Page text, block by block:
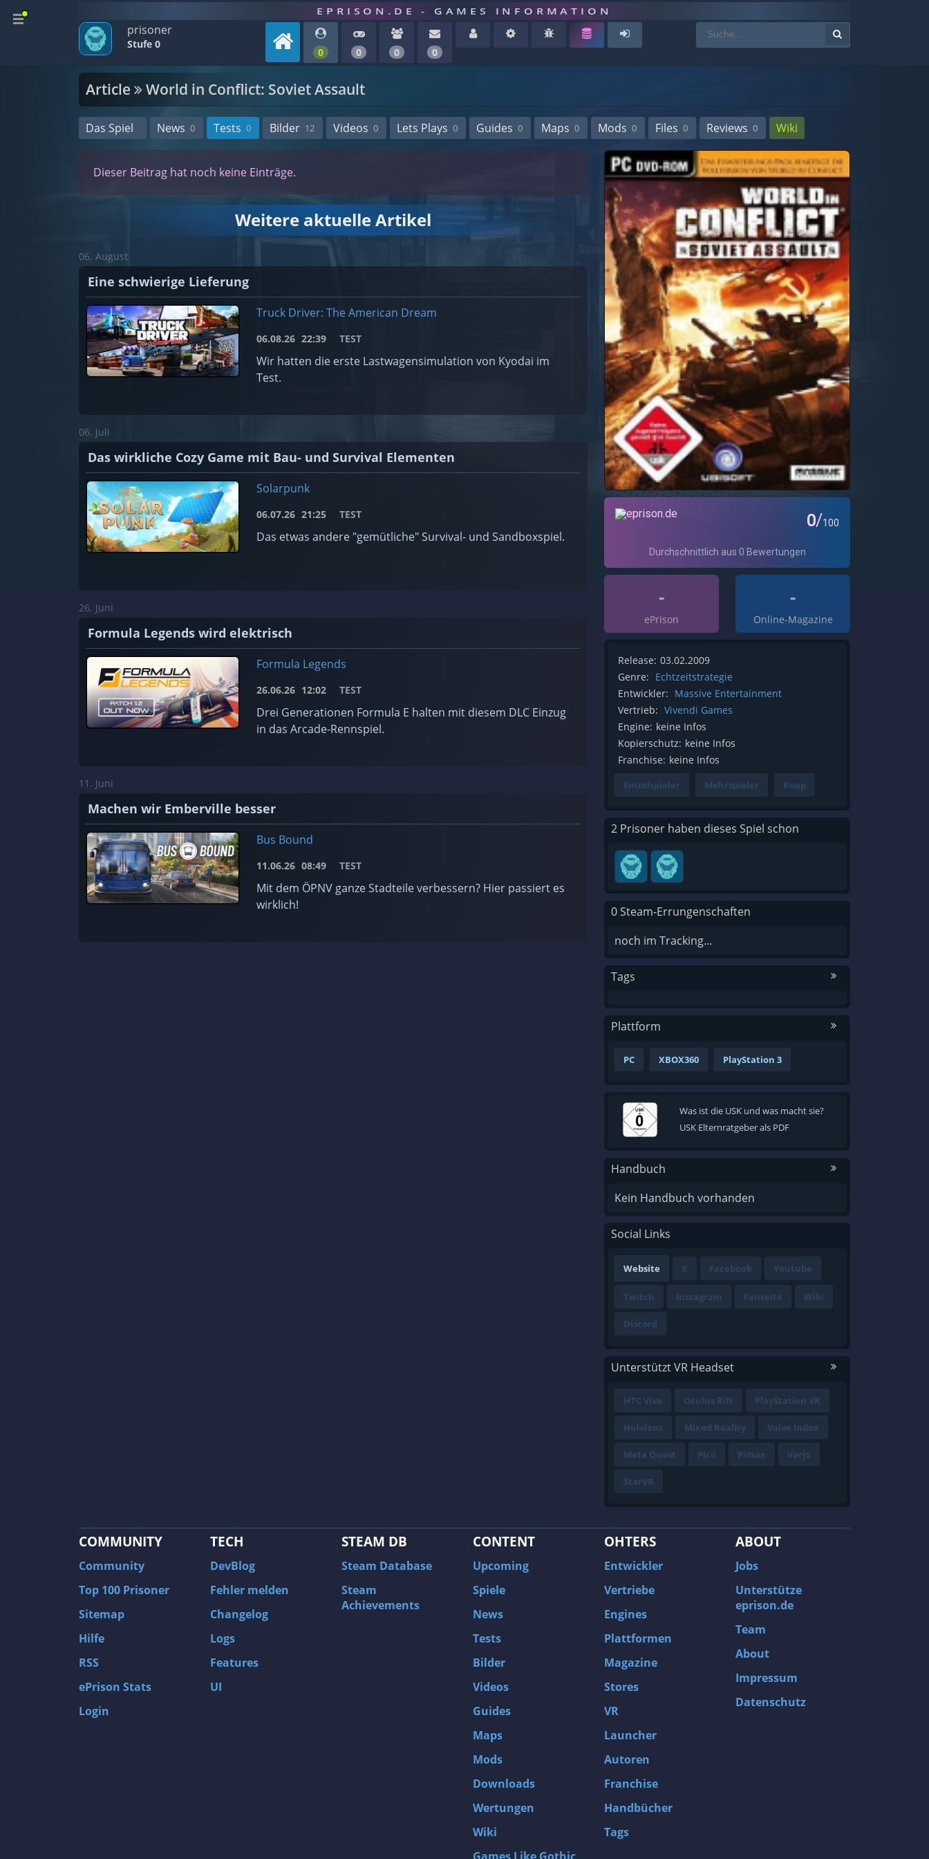
EPRISON.DE - GAMES INFORMATION
prisoner
Stufe 0
0 0 0 0
Article World in Conflict: Soviet Assault
Das Spiel News 0 Tests 0 Bilder 12 Videos 0 Lets Plays 0 Guides 0 Maps 0 Mods 0 Files 0 Reviews 0 Wiki
Dieser Beitrag hat noch keine Einträge.
Weitere aktuelle Artikel
06. August
Eine schwierige Lieferung
Truck Driver: The American Dream
06.08.26 22:39 TEST
Wir hatten die erste Lastwagensimulation von Kyodai im
Test.
06. Juli
Das wirkliche Cozy Game mit Bau- und Survival Elementen
Solarpunk
06.07.26 21:25 TEST
Das etwas andere "gemütliche" Survival- und Sandboxspiel.
26. Juni
Formula Legends wird elektrisch
Formula Legends
26.06.26 12:02 TEST
Drei Generationen Formula E halten mit diesem DLC Einzug
in das Arcade-Rennspiel.
11. Juni
Machen wir Emberville besser
Bus Bound
11.06.26 08:49 TEST
Mit dem ÖPNV ganze Stadteile verbessern? Hier passiert es
wirklich!
-
ePrison
-
Online-Magazine
Release: 03.02.2009
Genre: Echtzeitstrategie
Entwickler: Massive Entertainment
Vertrieb: Vivendi Games
Engine: keine Infos
Kopierschutz: keine Infos
Franchise: keine Infos
Einzelspieler Mehrspieler Koop
2 Prisoner haben dieses Spiel schon
0 Steam-Errungenschaften
noch im Tracking...
Tags
Plattform
PC XBOX360 PlayStation 3
Was ist die USK und was macht sie?
USK Elternratgeber als PDF
Handbuch
Kein Handbuch vorhanden
Social Links
Website X Facebook Youtube
Twitch Instagram Fanseite Wiki
Discord
Unterstützt VR Headset
HTC Vive Oculus Rift PlayStation VR
Hololens Mixed Reality Valve Index
Meta Quest Pico Pimax Varjo
StarVR
COMMUNITY
Community
Top 100 Prisoner
Sitemap
Hilfe
RSS
ePrison Stats
Login
TECH
DevBlog
Fehler melden
Changelog
Logs
Features
UI
STEAM DB
Steam Database
Steam
Achievements
CONTENT
Upcoming
Spiele
News
Tests
Bilder
Videos
Guides
Maps
Mods
Downloads
Wertungen
Wiki
OHTERS
Entwickler
Vertriebe
Engines
Plattformen
Magazine
Stores
VR
Launcher
Autoren
Franchise
Handbücher
Tags
ABOUT
Jobs
Unterstütze
eprison.de
Team
About
Impressum
Datenschutz